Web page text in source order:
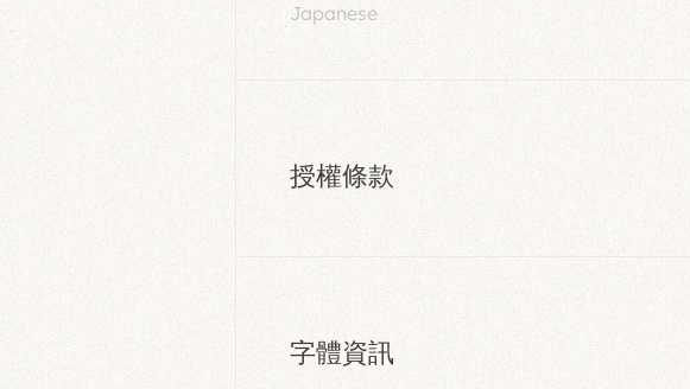
Japanese
授權條款
字體資訊